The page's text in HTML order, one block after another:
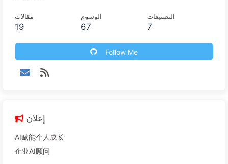
مقالات
19
الوسوم
67
التصنيفات
7
Follow Me
إعلان
AI赋能个人成长
企业AI顾问